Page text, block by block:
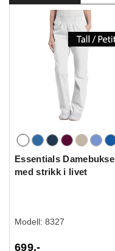
Essentials Damebukse
med strikk i livet
Modell: 8327
699,-